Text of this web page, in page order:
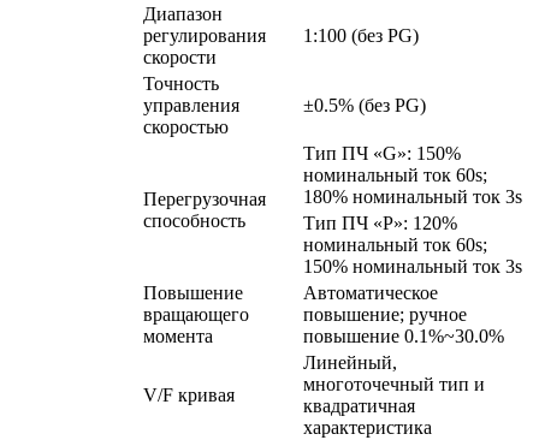
Диапазон
регулирования
скорости
1:100 (без PG)
Точность
управления
скоростью
±0.5% (без PG)
Перегрузочная
способность
Тип ПЧ «G»: 150%
номинальный ток 60s;
180% номинальный ток 3s
Тип ПЧ «P»: 120%
номинальный ток 60s;
150% номинальный ток 3s
Повышение
вращающего
момента
Автоматическое
повышение; ручное
повышение 0.1%~30.0%
V/F кривая
Линейный,
многоточечный тип и
квадратичная
характеристика